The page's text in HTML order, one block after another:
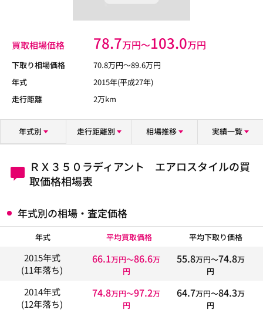
買取相場価格 78.7万円〜103.0万円
下取り相場価格 70.8万円〜89.6万円
年式
2015年(平成27年)
走行距離
2万km
年式別 走行距離別 相場推移 実績一覧
ＲＸ３５０ラディアント エアロスタイルの買
取価格相場表
年式別の相場・査定価格
年式 平均買取価格 平均下取り価格
2015年式
(11年落ち)
66.1万円〜86.6万
円
55.8万円〜74.8万
円
2014年式
(12年落ち)
74.8万円〜97.2万
円
64.7万円〜84.3万
円